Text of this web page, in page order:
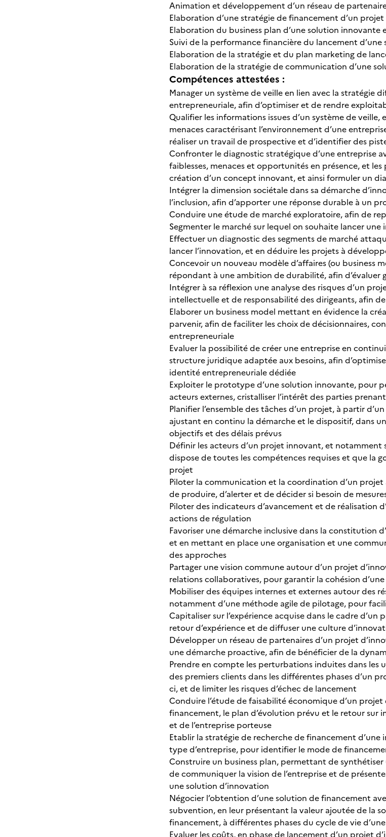
Animation et développement d’un réseau de
Elaboration d’une stratégie de financement d’un
Elaboration du business plan d’une solution
Suivi de la performance financière du lancement
Elaboration de la stratégie et du plan marketing de
Elaboration de la stratégie de communication d’une
Compétences attestées :
Manager un système de veille en lien avec la stratégie
entrepreneuriale, afin d’optimiser et de rendre
Qualifier les informations issues d’un système de
menaces caractérisant l’environnement d’une
réaliser un travail de prospective et d’identifier des
Confronter le diagnostic stratégique d’une entreprise
faiblesses, menaces et opportunités en présence, et
création d’un concept innovant, et ainsi formuler un
Intégrer la dimension sociétale dans sa démarche
l’inclusion, afin d’apporter une réponse durable à un
Conduire une étude de marché exploratoire, afin de
Segmenter le marché sur lequel on souhaite lancer
Effectuer un diagnostic des segments de marché
lancer l’innovation, et en déduire les projets à
Concevoir un nouveau modèle d’affaires (ou business
répondant à une ambition de durabilité, afin
Intégrer à sa réflexion une analyse des risques d’un
intellectuelle et de responsabilité des dirigeants, afin
Elaborer un business model mettant en évidence la
parvenir, afin de faciliter les choix de décisionnaires,
entrepreneuriale
Evaluer la possibilité de créer une entreprise en
structure juridique adaptée aux besoins, afin
identité entrepreneuriale dédiée
Exploiter le prototype d’une solution innovante, pour
acteurs externes, cristalliser l’intérêt des parties
Planifier l’ensemble des tâches d’un projet, à partir
ajustant en continu la démarche et le dispositif, dans
objectifs et des délais prévus
Définir les acteurs d’un projet innovant, et notamment
dispose de toutes les compétences requises et que la
projet
Piloter la communication et la coordination d’un
de produire, d’alerter et de décider si besoin de
Piloter des indicateurs d’avancement et de réalisation
actions de régulation
Favoriser une démarche inclusive dans la constitution
et en mettant en place une organisation et une
des approches
Partager une vision commune autour d’un projet
relations collaboratives, pour garantir la cohésion
Mobiliser des équipes internes et externes autour des
notamment d’une méthode agile de pilotage, pour
Capitaliser sur l’expérience acquise dans le cadre
retour d’expérience et de diffuser une culture
Développer un réseau de partenaires d’un projet
une démarche proactive, afin de bénéficier de la
Prendre en compte les perturbations induites dans les
des premiers clients dans les différentes phases d’un
ci, et de limiter les risques d’échec de lancement
Conduire l’étude de faisabilité économique d’un
financement, le plan d’évolution prévu et le retour
et de l’entreprise porteuse
Etablir la stratégie de recherche de financement
type d’entreprise, pour identifier le mode de
Construire un business plan, permettant de
de communiquer la vision de l’entreprise et de
une solution d’innovation
Négocier l’obtention d’une solution de financement
subvention, en leur présentant la valeur ajoutée de la
financement, à différentes phases du cycle de vie
Evaluer les coûts, en phase de lancement d’un projet